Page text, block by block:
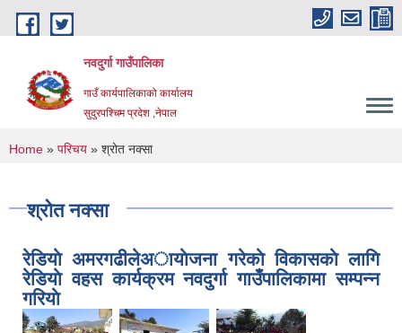
Skip to main content
नवदुर्गा गाउँपालिका
गाउँ कार्यपालिकाको कार्यालय
सुदुरपश्चिम प्रदेश ,नेपाल
You are here
Home » परिचय » श्रोत नक्सा
श्रोत नक्सा
रेडियाे अमरगढीलेअायाेजना गरेकाे विकासकाे लागि
रेडियाे वहस कार्यक्रम नवदुर्गा गाउँपालिकामा सम्पन्न
गरियाे